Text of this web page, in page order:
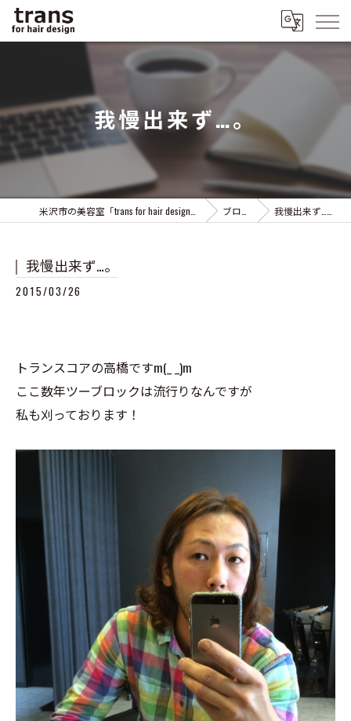
我慢出来ず…。
ブログ 我慢出来ず…。
我慢出来ず…。
2015/03/26
トランスコアの高橋ですm(_ _)m
ここ数年ツーブロックは流行りなんですが
私も刈っております！